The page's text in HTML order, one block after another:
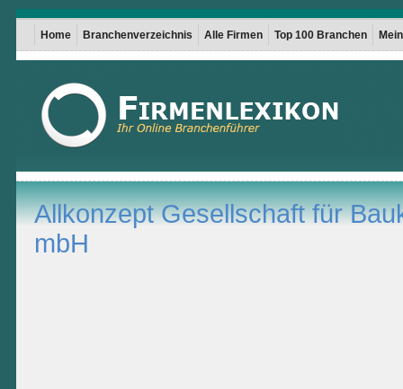
Home Branchenverzeichnis Alle Firmen Top 100 Branchen
Allkonzept Gesellschaft für
mbH